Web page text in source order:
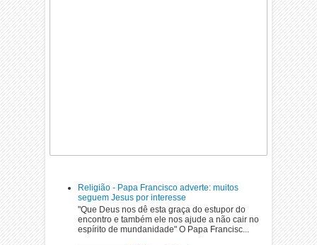
Religião - Papa Francisco adverte: muitos
seguem Jesus por interesse
"Que Deus nos dê esta graça do estupor do
encontro e também ele nos ajude a não cair no
espírito de mundanidade" O Papa Francisc...